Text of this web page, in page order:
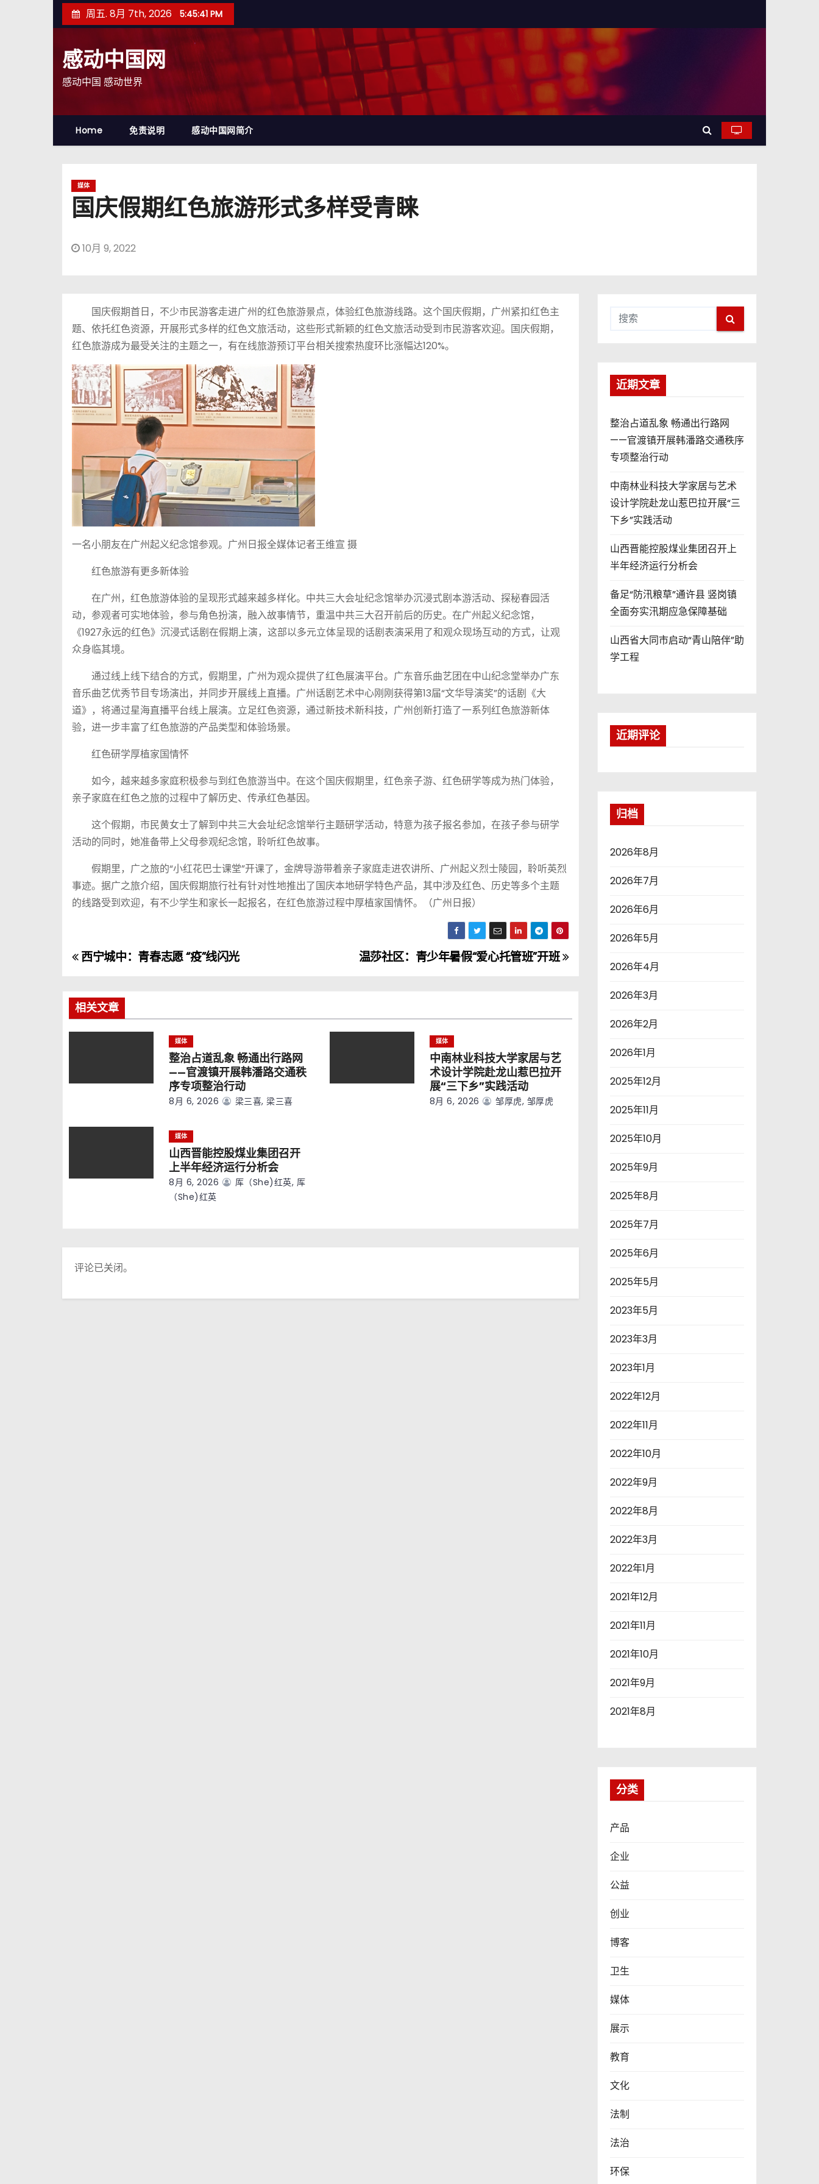
至
周五. 8月 7th, 2026 5:45:42 PM
感动中国网
感动中国 感动世界
Home 免责说明 感动中国网简介
媒体
国庆假期红色旅游形式多样受青睐
10月 9, 2022
国庆假期首日，不少市民游客走进广州的红色旅游景点，体验红色旅游线路。这个国庆假期，广州紧扣红色主
题、依托红色资源，开展形式多样的红色文旅活动，这些形式新颖的红色文旅活动受到市民游客欢迎。国庆假期，
红色旅游成为最受关注的主题之一，有在线旅游预订平台相关搜索热度环比涨幅达120%。
一名小朋友在广州起义纪念馆参观。广州日报全媒体记者王维宣 摄
红色旅游有更多新体验
在广州，红色旅游体验的呈现形式越来越多样化。中共三大会址纪念馆举办沉浸式剧本游活动、探秘春园活
动，参观者可实地体验，参与角色扮演，融入故事情节，重温中共三大召开前后的历史。在广州起义纪念馆，
《1927永远的红色》沉浸式话剧在假期上演，这部以多元立体呈现的话剧表演采用了和观众现场互动的方式，让观
众身临其境。
通过线上线下结合的方式，假期里，广州为观众提供了红色展演平台。广东音乐曲艺团在中山纪念堂举办广东
音乐曲艺优秀节目专场演出，并同步开展线上直播。广州话剧艺术中心刚刚获得第13届“文华导演奖”的话剧《大
道》，将通过星海直播平台线上展演。立足红色资源，通过新技术新科技，广州创新打造了一系列红色旅游新体
验，进一步丰富了红色旅游的产品类型和体验场景。
红色研学厚植家国情怀
如今，越来越多家庭积极参与到红色旅游当中。在这个国庆假期里，红色亲子游、红色研学等成为热门体验，
亲子家庭在红色之旅的过程中了解历史、传承红色基因。
这个假期，市民黄女士了解到中共三大会址纪念馆举行主题研学活动，特意为孩子报名参加，在孩子参与研学
活动的同时，她准备带上父母参观纪念馆，聆听红色故事。
假期里，广之旅的“小红花巴士课堂”开课了，金牌导游带着亲子家庭走进农讲所、广州起义烈士陵园，聆听英烈
事迹。据广之旅介绍，国庆假期旅行社有针对性地推出了国庆本地研学特色产品，其中涉及红色、历史等多个主题
的线路受到欢迎，有不少学生和家长一起报名，在红色旅游过程中厚植家国情怀。（广州日报）
文
导
航
温莎社区：青少年暑假“爱心托管班”开班
西宁城中：青春志愿 “疫”线闪光
相关文章
媒体
整治占道乱象 畅通出行路网
——官渡镇开展韩潘路交通秩
序专项整治行动
8月 6, 2026 梁三喜, 梁三喜
媒体
中南林业科技大学家居与艺
术设计学院赴龙山惹巴拉开
展“三下乡”实践活动
8月 6, 2026 邹厚虎, 邹厚虎
媒体
山西晋能控股煤业集团召开
上半年经济运行分析会
8月 6, 2026
厍（she)红英, 厍
（she)红英
评论已关闭。
近期文章
整治占道乱象 畅通出行路网
——官渡镇开展韩潘路交通秩序
专项整治行动
中南林业科技大学家居与艺术
设计学院赴龙山惹巴拉开展“三
下乡”实践活动
山西晋能控股煤业集团召开上
半年经济运行分析会
备足“防汛粮草”通许县 竖岗镇
全面夯实汛期应急保障基础
山西省大同市启动“青山陪伴”助
学工程
近期评论
归档
2026年8月
2026年7月
2026年6月
2026年5月
2026年4月
2026年3月
2026年2月
2026年1月
2025年12月
2025年11月
2025年10月
2025年9月
2025年8月
2025年7月
2025年6月
2025年5月
2023年5月
2023年3月
2023年1月
2022年12月
2022年11月
2022年10月
2022年9月
2022年8月
2022年3月
2022年1月
2021年12月
2021年11月
2021年10月
2021年9月
2021年8月
分类
产品
企业
公益
创业
博客
卫生
媒体
展示
教育
文化
法制
法治
环保